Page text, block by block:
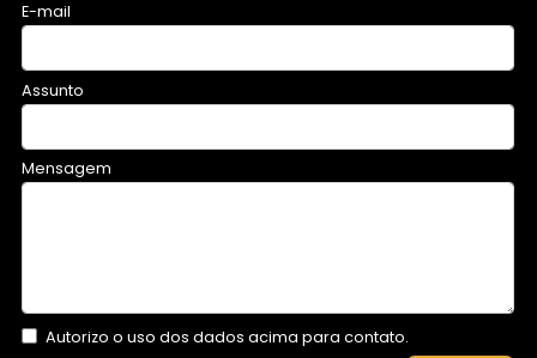
E-mail
Assunto
Mensagem
Autorizo o uso dos dados acima para contato.